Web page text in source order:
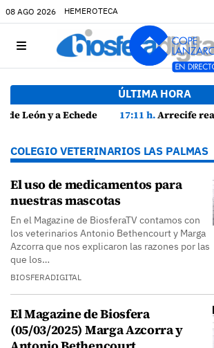
08 AGO 2026 HEMEROTECA
ÚLTIMA HORA
17:11 h.Arrecife reabre la playa de El Reducto con las últimas analíticas mostrando
COLEGIO VETERINARIOS LAS PALMAS
El uso de medicamentos para
nuestras mascotas
En el Magazine de BiosferaTV contamos con
los veterinarios Antonio Bethencourt y Marga
Azcorra que nos explicaron las razones por las
que los…
BIOSFERADIGITAL
El Magazine de Biosfera
(05/03/2025) Marga Azcorra y